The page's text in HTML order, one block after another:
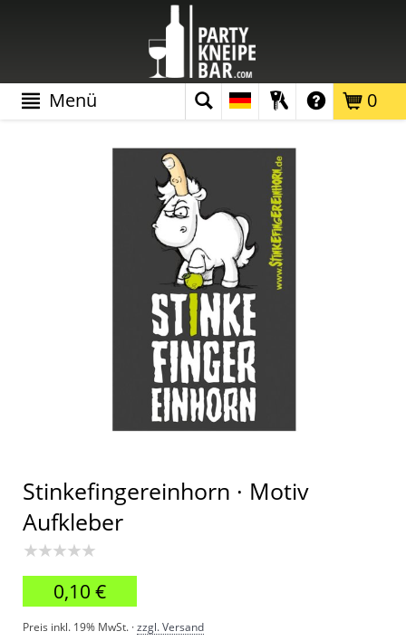
0
Menü
Stinkefingereinhorn · Motiv
Aufkleber
★★★★★
0,10 €
Preis inkl. 19% MwSt. ·zzgl. Versand